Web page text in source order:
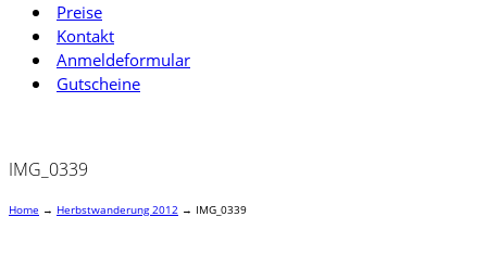
Preise
Kontakt
Anmeldeformular
Gutscheine
IMG_0339
Home → Herbstwanderung 2012 → IMG_0339